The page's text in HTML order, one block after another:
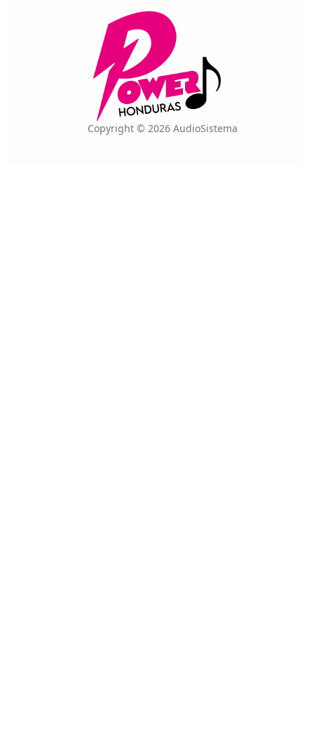
Copyright © 2026 AudioSistema